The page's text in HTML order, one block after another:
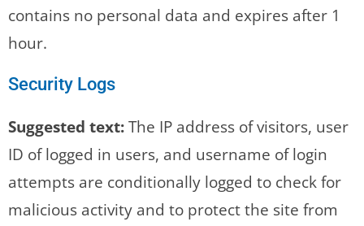
contains no personal data and expires after 1
hour.
Security Logs
Suggested text:The IP address of visitors, user
ID of logged in users, and username of login
attempts are conditionally logged to check for
malicious activity and to protect the site from